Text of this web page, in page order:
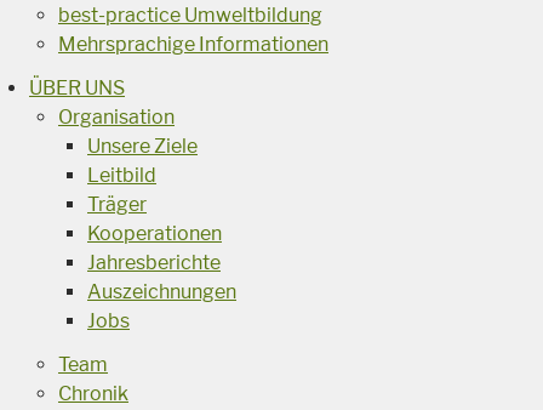
best-practice Umweltbildung
Mehrsprachige Informationen
ÜBER UNS
Organisation
Unsere Ziele
Leitbild
Träger
Kooperationen
Jahresberichte
Auszeichnungen
Jobs
Team
Chronik